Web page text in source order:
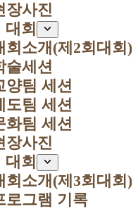
장사진
대회
회소개(제2회대회)
술세션
양팀 세션
도팀 세션
화팀 세션
장사진
대회
회소개(제3회대회)
로그램 기록